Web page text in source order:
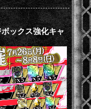
ックス強化キャ